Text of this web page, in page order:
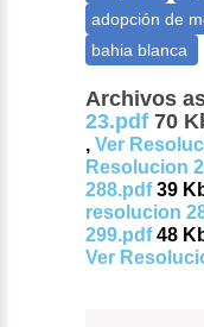
Archivos
23.pdf 70
,Ver
Resolucion
288.pdf39
resolucion
299.pdf48
Ver